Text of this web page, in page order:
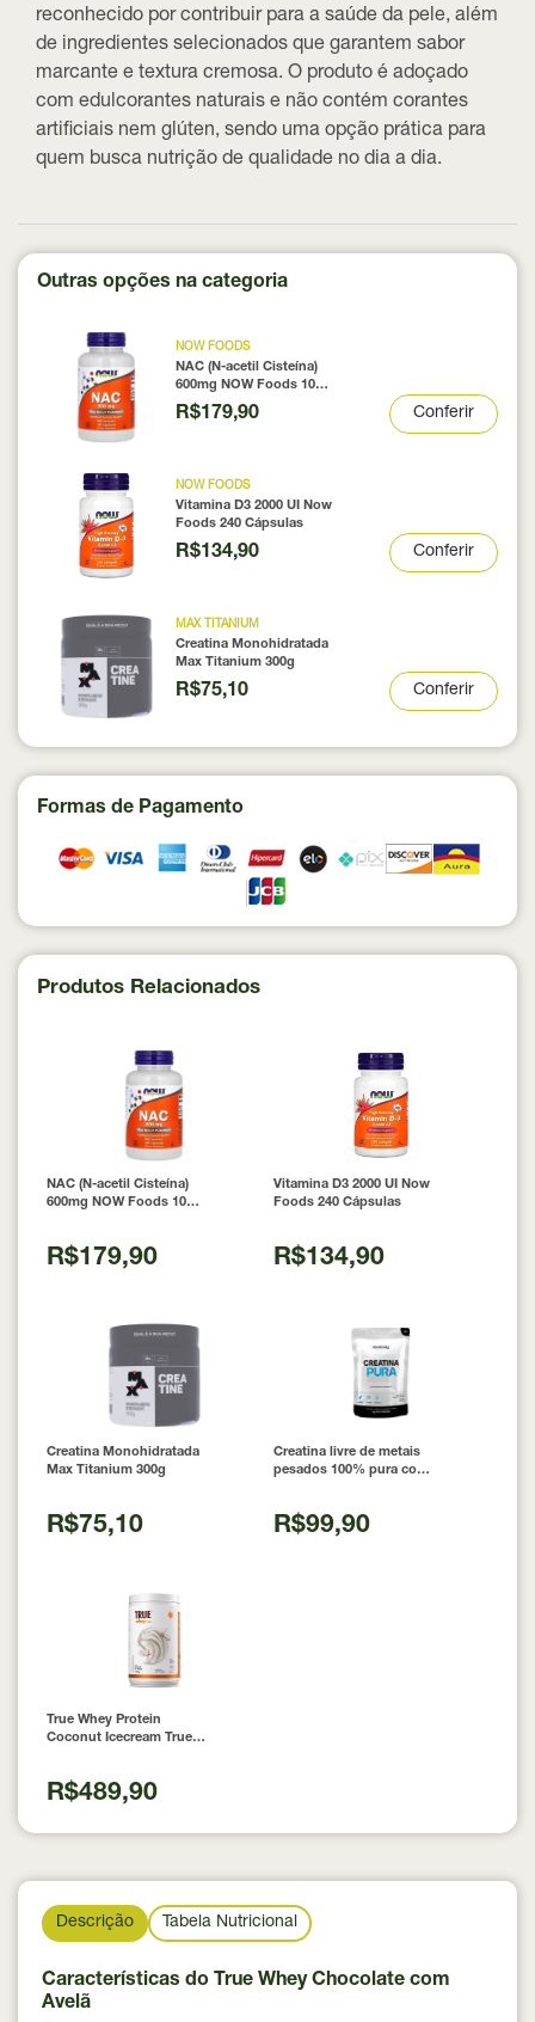
reconhecido por contribuir para a saúde da pele, além
de ingredientes selecionados que garantem sabor
marcante e textura cremosa. O produto é adoçado
com edulcorantes naturais e não contém corantes
artificiais nem glúten, sendo uma opção prática para
quem busca nutrição de qualidade no dia a dia.
Outras opções na categoria
NOW FOODS
NAC (N-acetil Cisteína)
600mg NOW Foods 100
Cápsulas
R$179,90 Conferir
NOW FOODS
Vitamina D3 2000 UI Now
Foods 240 Cápsulas
R$134,90 Conferir
MAX TITANIUM
Creatina Monohidratada
Max Titanium 300g
R$75,10 Conferir
Formas de Pagamento
Produtos Relacionados
NAC (N-acetil Cisteína)
600mg NOW Foods 100
R$179,90
Vitamina D3 2000 UI Now
Foods 240 Cápsulas
R$134,90
Creatina Monohidratada
Max Titanium 300g
R$75,10
Creatina livre de metais
pesados 100% pura com
R$99,90
True Whey Protein
Coconut Icecream True
R$489,90
Descrição Tabela Nutricional
Características do True Whey Chocolate com
Avelã